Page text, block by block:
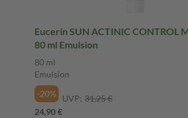
Eucerin SUN ACTINIC CONTROL
80 ml Emulsion
80 ml
Emulsion
-20%
UVP: 31,25 €
24,90 €